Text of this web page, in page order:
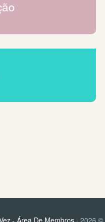
- Área De Membros· 2026 ©